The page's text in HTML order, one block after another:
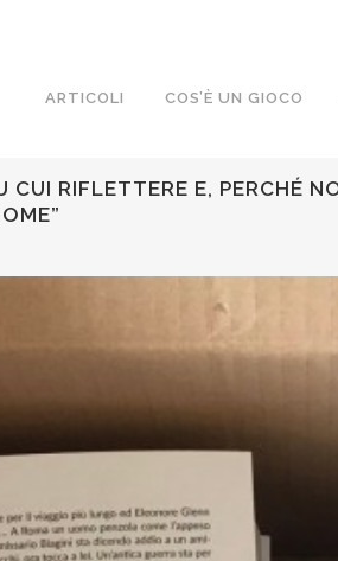
ARTICOLI COS’È UN GIOCO
CUI RIFLETTERE E, PERCHÉ